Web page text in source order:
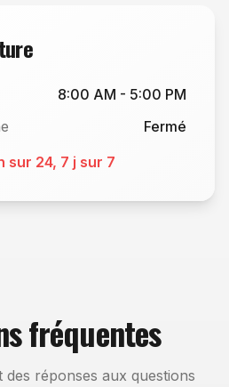
8:00 AM - 5:00 PM
Fermé
sur 24, 7 j sur 7
fréquentes
réponses aux questions